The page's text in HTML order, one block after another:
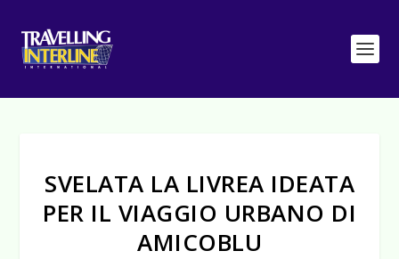
SVELATA LA LIVREA IDEATA
PER IL VIAGGIO URBANO DI
AMICOBLU